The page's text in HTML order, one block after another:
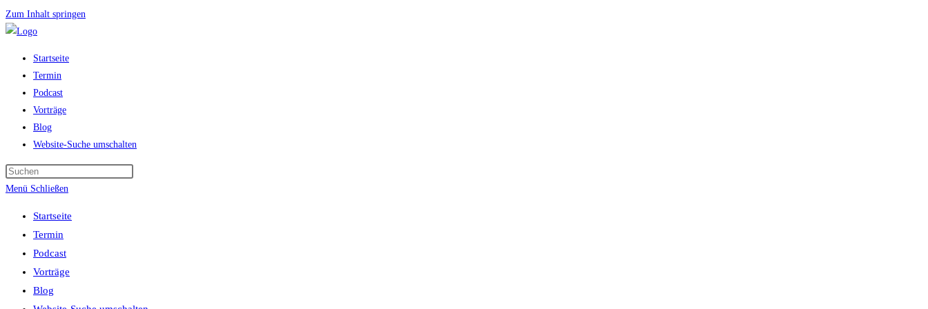
Zum Inhalt springen
Startseite
Termin
Podcast
Vorträge
Blog
Website-Suche umschalten
Menü Schließen
Startseite
Termin
Podcast
Vorträge
Blog